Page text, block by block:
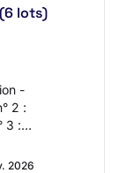
lots)
-
2 :
3 :
4 : aménage…
2026